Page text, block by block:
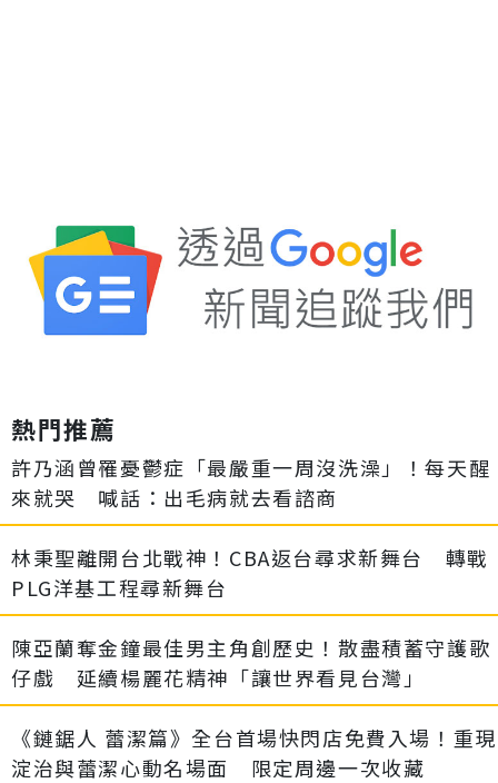
熱門推薦
許乃涵曾罹憂鬱症「最嚴重一周沒洗澡」！每天醒
來就哭 喊話：出毛病就去看諮商
林秉聖離開台北戰神！CBA返台尋求新舞台 轉戰
PLG洋基工程尋新舞台
陳亞蘭奪金鐘最佳男主角創歷史！散盡積蓄守護歌
仔戲 延續楊麗花精神「讓世界看見台灣」
《鏈鋸人 蕾潔篇》全台首場快閃店免費入場！重現
淀治與蕾潔心動名場面 限定周邊一次收藏